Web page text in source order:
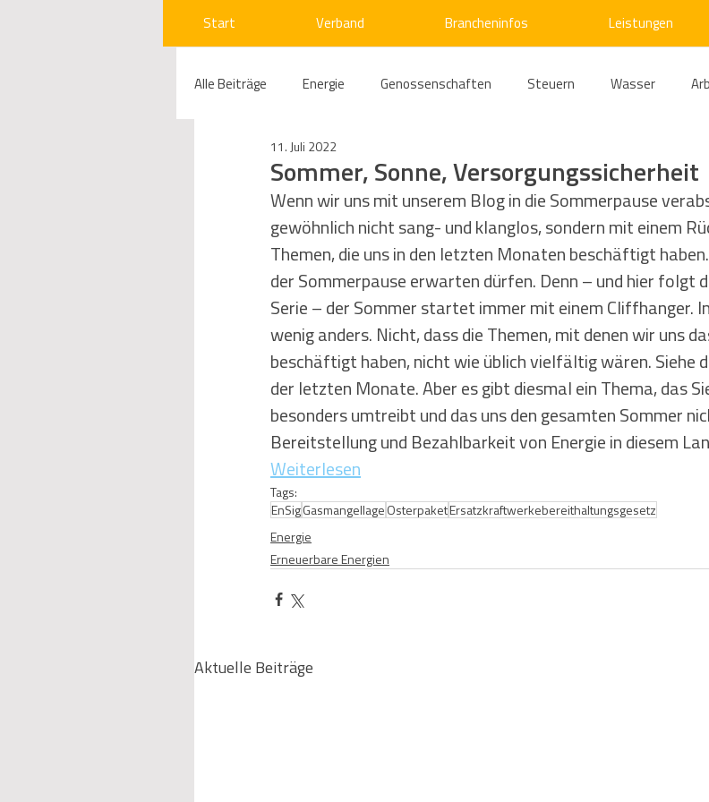
Start Verband Brancheninfos Leistungen
Alle Beiträge Energie Genossenschaften Steuern Wasser
Compliance Gas
Beihilfenrecht Kraftwerke Kälte Verkehr Entsorgung/Abfall
Regulierung Wettbewerbs- und Kartellrecht Europarecht
Telekommunikation Gesellschaftsrecht E-Mobilität
Sommer, Sonne, Versorgungssicherheit
11. Juli 2022
Wenn wir uns mit unserem Blog in die Sommerpause
gewöhnlich nicht sang- und klanglos, sondern mit einem
Themen, die uns in den letzten Monaten beschäftigt
der Sommerpause erwarten dürfen. Denn – und hier folgt
Serie – der Sommer startet immer mit einem Cliffhanger.
wenig anders. Nicht, dass die Themen, mit denen wir uns
beschäftigt haben, nicht wie üblich vielfältig wären. Siehe
der letzten Monate. Aber es gibt diesmal ein Thema, das
besonders umtreibt und das uns den gesamten Sommer
Bereitstellung und Bezahlbarkeit von Energie in diesem
Weiterlesen
Tags:
EnSigGasmangellageOsterpaketErsatzkraftwerkebereithaltungsgesetz
Energie
Erneuerbare Energien
Aktuelle Beiträge